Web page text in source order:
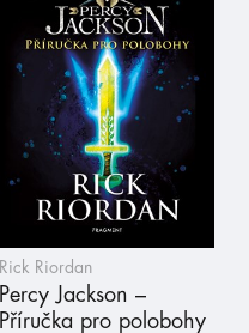
Rick Riordan
Percy Jackson –
Příručka pro polobohy